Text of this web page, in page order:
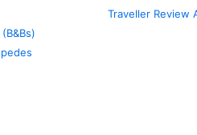
Traveller Review